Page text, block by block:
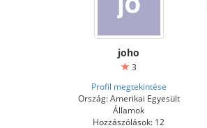
joho
3
Profil megtekintése
Ország: Amerikai Egyesült
Államok
Hozzászólások: 12